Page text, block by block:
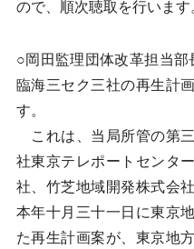
ので、順次聴取を行います
○岡田監理団体改革担当
臨海三セク三社の再生計
す。
これは、当局所管の第
社東京テレポートセンタ
社、竹芝地域開発株式会
本年十月三十一日に東京
た再生計画案が、東京地